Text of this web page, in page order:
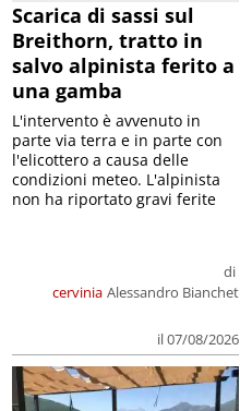
Scarica di sassi sul
Breithorn, tratto in
salvo alpinista ferito a
una gamba
cervinia
di
Alessandro Bianchet
il 07/08/2026
L'intervento è avvenuto in
parte via terra e in parte con
l'elicottero a causa delle
condizioni meteo. L'alpinista
non ha riportato gravi ferite